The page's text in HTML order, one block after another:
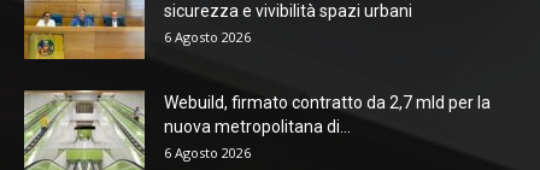
sicurezza e vivibilità spazi urbani
6 Agosto 2026
Webuild, firmato contratto da 2,7 mld per la
nuova metropolitana di...
6 Agosto 2026